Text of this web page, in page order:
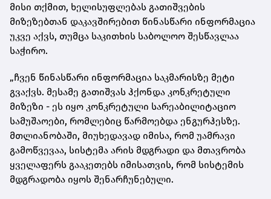
მისი თქმით, ხელისუფლებას გათიშვების
მიზეზებთან დაკავშირებით წინასწარი ინფორმაცია
უკვე აქვს, თუმცა საკითხის საბოლოო შესწავლაა
საჭირო.
„ჩვენ წინასწარი ინფორმაცია საკმარისზე მეტი
გვაქვს. მესამე გათიშვას ჰქონდა კონკრეტული
მიზეზი - ეს იყო კონკრეტული სარეაბილიტაციო
სამუშაოები, რომლებიც წარმოებდა ენგურჰესზე.
მთლიანობაში, მიუხედავად იმისა, რომ უამრავი
გამოწვევაა, სისტემა არის მდგრადი და მთავრობა
ყველაფერს გააკეთებს იმისათვის, რომ სისტემის
მდგრადობა იყოს შენარჩუნებული.